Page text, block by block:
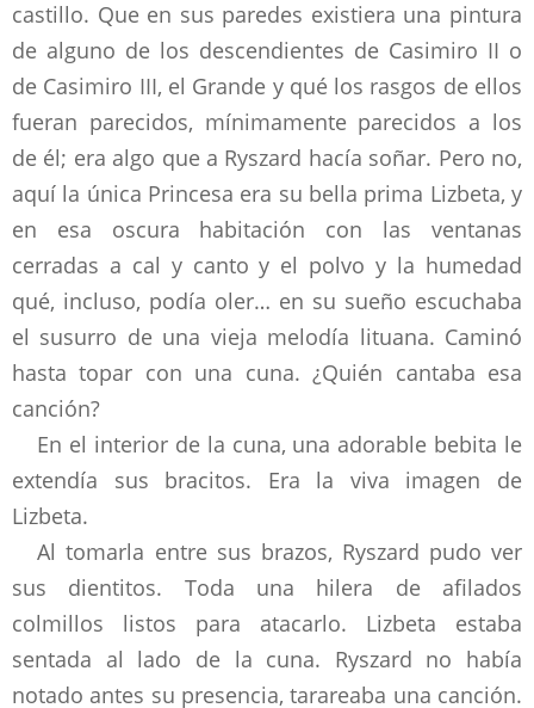
castillo. Que en sus paredes existiera una pintura
de alguno de los descendientes de Casimiro II o
de Casimiro III, el Grande y qué los rasgos de ellos
fueran parecidos, mínimamente parecidos a los
de él; era algo que a Ryszard hacía soñar. Pero no,
aquí la única Princesa era su bella prima Lizbeta, y
en esa oscura habitación con las ventanas
cerradas a cal y canto y el polvo y la humedad
qué, incluso, podía oler… en su sueño escuchaba
el susurro de una vieja melodía lituana. Caminó
hasta topar con una cuna. ¿Quién cantaba esa
canción?
En el interior de la cuna, una adorable bebita le
extendía sus bracitos. Era la viva imagen de
Lizbeta.
Al tomarla entre sus brazos, Ryszard pudo ver
sus dientitos. Toda una hilera de afilados
colmillos listos para atacarlo. Lizbeta estaba
sentada al lado de la cuna. Ryszard no había
notado antes su presencia, tarareaba una canción.